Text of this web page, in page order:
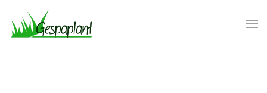
Skip to main content